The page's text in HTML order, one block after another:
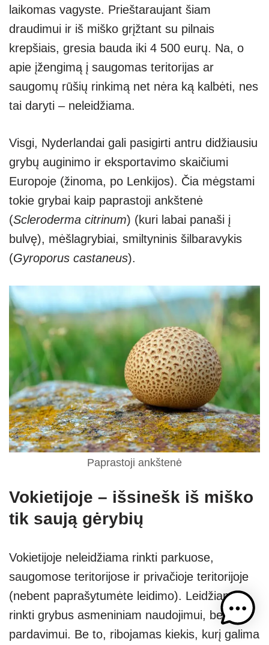
laikomas vagyste. Prieštaraujant šiam
draudimui ir iš miško grįžtant su pilnais
krepšiais, gresia bauda iki 4 500 eurų. Na, o
apie įžengimą į saugomas teritorijas ar
saugomų rūšių rinkimą net nėra ką kalbėti, nes
tai daryti – neleidžiama.
Visgi, Nyderlandai gali pasigirti antru didžiausiu
grybų auginimo ir eksportavimo skaičiumi
Europoje (žinoma, po Lenkijos). Čia mėgstami
tokie grybai kaip paprastoji ankštenė
(Scleroderma citrinum) (kuri labai panaši į
bulvę), mėšlagrybiai, smiltyninis šilbaravykis
(Gyroporus castaneus).
Paprastoji ankštenė
Vokietijoje – išsinešk iš miško
tik saują gėrybių
Vokietijoje neleidžiama rinkti parkuose,
saugomose teritorijose ir privačioje teritorijoje
(nebent paprašytumėte leidimo). Leidžiama
rinkti grybus asmeniniam naudojimui, bet ne
pardavimui. Be to, ribojamas kiekis, kurį galima